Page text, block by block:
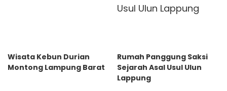
Wisata Kebun Durian
Montong Lampung Barat
Rumah Panggung Saksi
Sejarah Asal Usul Ulun
Lappung